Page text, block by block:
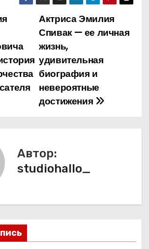
Актриса Эмилия
Спивак — ее личная
жизнь,
удивительная
биография и
невероятные
достижения
Автор:
studiohallo_